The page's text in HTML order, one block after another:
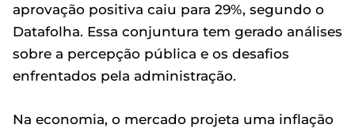
aprovação positiva caiu para 29%, segundo o
Datafolha. Essa conjuntura tem gerado análises
sobre a percepção pública e os desafios
enfrentados pela administração.
Na economia, o mercado projeta uma inflação